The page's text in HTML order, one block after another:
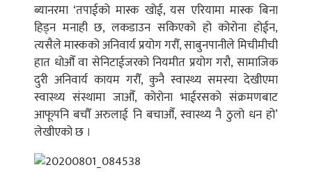
ब्यानरमा ‘तपाईको मास्क खोई, यस एरियामा मास्क बिना
हिड्न मनाही छ, लकडाउन सकिएको हो कोरोना होईन,
त्यसैले मास्कको अनिवार्य प्रयोग गरौँ, साबुनपानीले मिचीमीची
हात धोऔँ वा सेनिटाईजरको नियमीत प्रयोग गरौ, सामाजिक
दुरी अनिवार्य कायम गरौँ, कुनै स्वास्थ्य समस्या देखीएमा
स्वास्थ्य संस्थामा जाऔँ, कोरोना भाईरसको संक्रमणबाट
आफूपनि बचौँ अरुलाई नि बचाऔँ, स्वास्थ्य नै ठुलो धन हो’
लेखीएको छ ।